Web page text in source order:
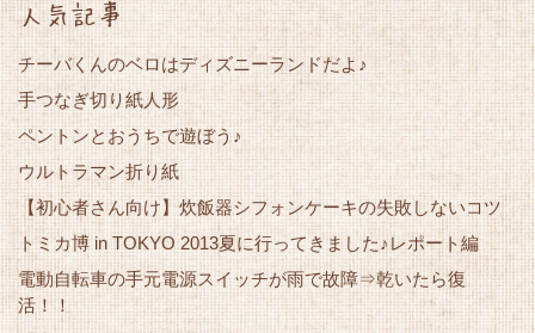
人気記事
チーバくんのベロはディズニーランドだよ♪
手つなぎ切り紙人形
ペントンとおうちで遊ぼう♪
ウルトラマン折り紙
【初心者さん向け】炊飯器シフォンケーキの失敗しないコツ
トミカ博 in TOKYO 2013夏に行ってきました♪レポート編
電動自転車の手元電源スイッチが雨で故障⇒乾いたら復
活！！